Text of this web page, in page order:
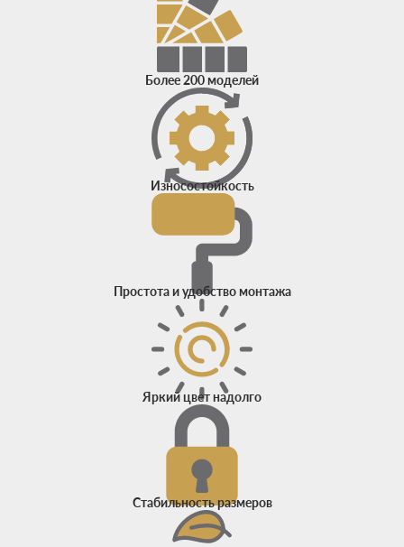
Более 200 моделей
Износостойкость
Простота и удобство монтажа
Яркий цвет надолго
Стабильность размеров